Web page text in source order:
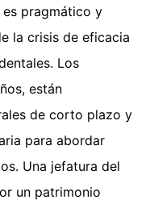
pragmático y
la crisis de eficacia
Los
están
de corto plazo y
para abordar
Una jefatura del
un patrimonio